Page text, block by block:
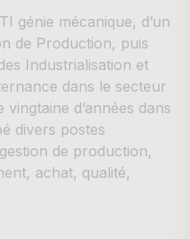
génie mécanique, d’un
de Production, puis
Industrialisation et
dans le secteur
d’années dans
divers postes
de production,
achat, qualité,